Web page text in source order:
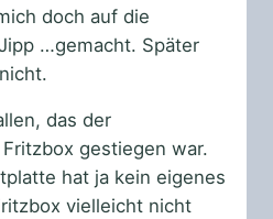
doch auf die
…gemacht. Später
das der
gestiegen war.
hat ja kein eigenes
vielleicht nicht